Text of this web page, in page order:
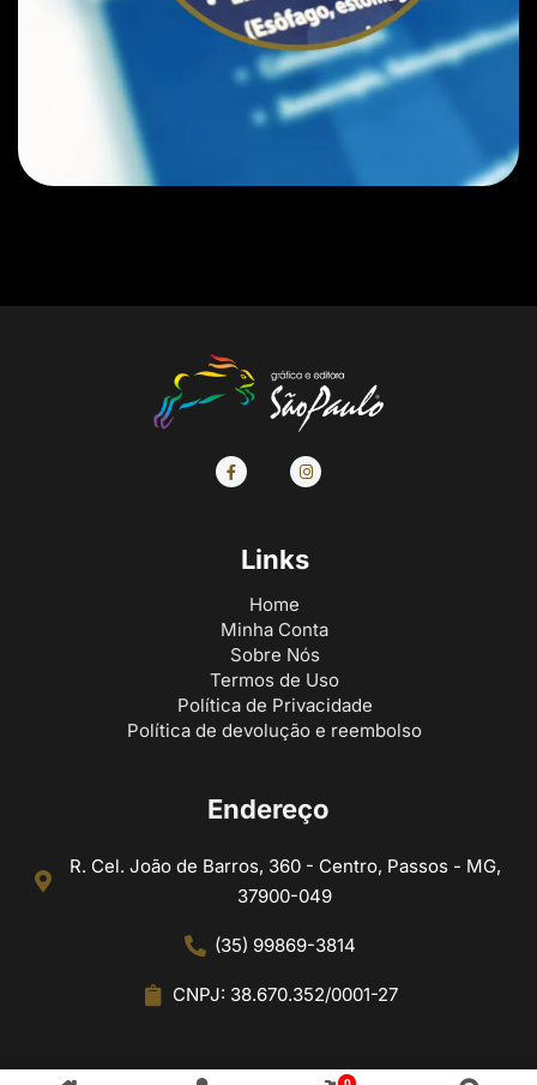
Links
Home
Minha Conta
Sobre Nós
Termos de Uso
Política de Privacidade
Política de devolução e reembolso
Endereço
R. Cel. João de Barros, 360 - Centro, Passos - MG,
37900-049
(35) 99869-3814
CNPJ: 38.670.352/0001-27